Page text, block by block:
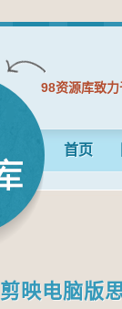
98资源库致
首页
剪映电脑版